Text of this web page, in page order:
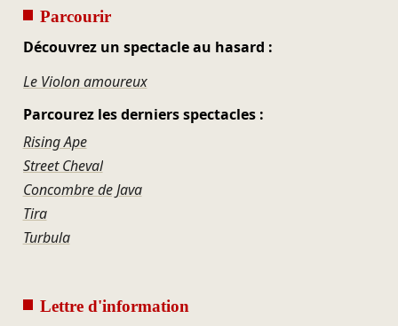
Parcourir
Découvrez un spectacle au hasard :
Le Violon amoureux
Parcourez les derniers spectacles :
Rising Ape
Street Cheval
Concombre de Java
Tira
Turbula
Lettre d'information